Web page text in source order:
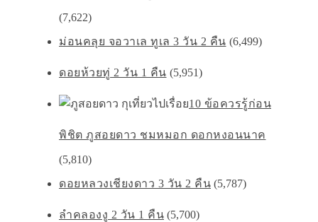
(7,622)
ม่อนคลุย จอวาเล ทูเล 3 วัน 2 คืน (6,499)
ดอยห้วยทู่ 2 วัน 1 คืน (5,951)
10 ข้อควรรู้ก่อน
พิชิต ภูสอยดาว ชมหมอก ดอกหงอนนาค
(5,810)
ดอยหลวงเชียงดาว 3 วัน 2 คืน (5,787)
ลำคลองงู 2 วัน 1 คืน (5,700)